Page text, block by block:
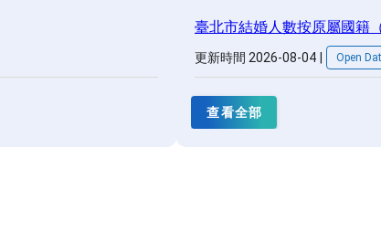
臺北市結婚人數按原屬國籍
更新時間 2026-08-04 | Open
查看全部